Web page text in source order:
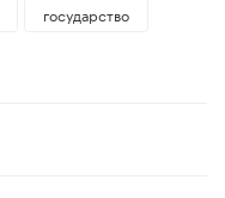
государство